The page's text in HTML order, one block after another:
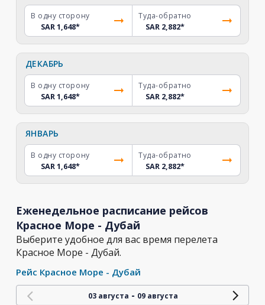
В одну сторону
SAR 1,648*
Туда-обратно
SAR 2,882*
ДЕКАБРЬ
В одну сторону
SAR 1,648*
Туда-обратно
SAR 2,882*
ЯНВАРЬ
В одну сторону
SAR 1,648*
Туда-обратно
SAR 2,882*
Еженедельное расписание рейсов
Красное Море - Дубай
Выберите удобное для вас время перелета
Красное Море - Дубай.
Рейс Красное Море - Дубай
03 августа - 09 августа